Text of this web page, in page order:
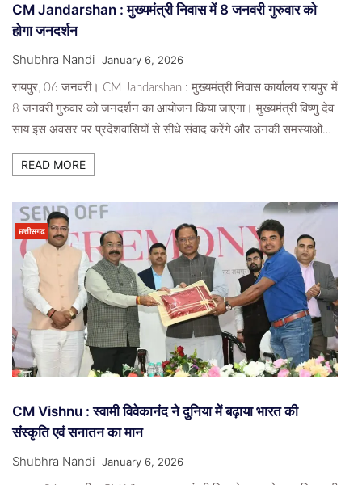
CM Jandarshan : मुख्यमंत्री निवास में 8 जनवरी गुरुवार को
होगा जनदर्शन
Shubhra Nandi January 6, 2026
रायपुर, 06 जनवरी। CM Jandarshan : मुख्यमंत्री निवास कार्यालय रायपुर में
8 जनवरी गुरुवार को जनदर्शन का आयोजन किया जाएगा। मुख्यमंत्री विष्णु देव
साय इस अवसर पर प्रदेशवासियों से सीधे संवाद करेंगे और उनकी समस्याओं…
READ MORE
छत्तीसगढ
CM Vishnu : स्वामी विवेकानंद ने दुनिया में बढ़ाया भारत की
संस्कृति एवं सनातन का मान
Shubhra Nandi January 6, 2026